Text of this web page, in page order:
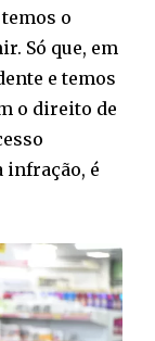
o
Só que, em
e temos
o direito de
infração, é